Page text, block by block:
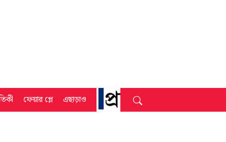
ফেয়ার প্লে এছাড়াও